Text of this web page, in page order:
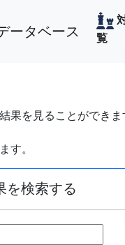
ータベース
覧
果を見ることができ
す。
を検索する